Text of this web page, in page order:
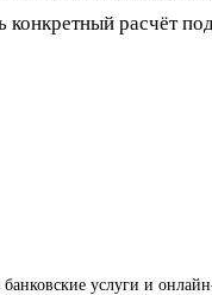
расчёт
услуги и